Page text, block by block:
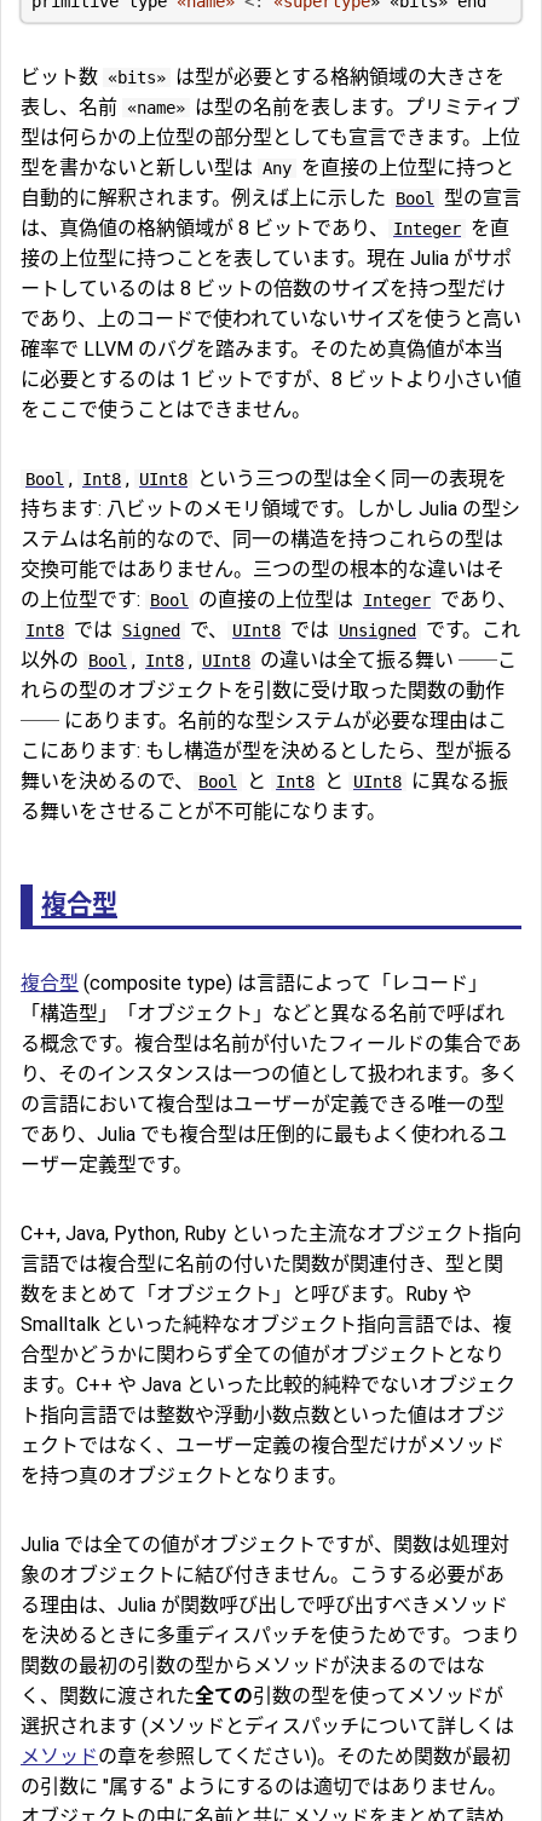
ビット数 «bits» は型が必要とする格納領域の大きさを
表し、名前 «name» は型の名前を表します。プリミティブ
型は何らかの上位型の部分型としても宣言できます。上位
型を書かないと新しい型は Any を直接の上位型に持つと
自動的に解釈されます。例えば上に示した
Bool
型の宣言
は、真偽値の格納領域が 8 ビットであり、
Integer を直
接の上位型に持つことを表しています。現在 Julia がサポ
ートしているのは 8 ビットの倍数のサイズを持つ型だけ
であり、上のコードで使われていないサイズを使うと高い
確率で LLVM のバグを踏みます。そのため真偽値が本当
に必要とするのは 1 ビットですが、8 ビットより小さい値
をここで使うことはできません。
Bool , Int8 , UInt8
という三つの型は全く同一の表現を
持ちます: 八ビットのメモリ領域です。しかし Julia の型シ
ステムは名前的なので、同一の構造を持つこれらの型は
交換可能ではありません。三つの型の根本的な違いはそ
の上位型です:
Bool の直接の上位型は Integer であり、
Int8 では Signed で、 UInt8 では Unsigned です。これ
以外の
Bool , Int8 , UInt8 の違いは全て振る舞い ──こ
れらの型のオブジェクトを引数に受け取った関数の動作
── にあります。名前的な型システムが必要な理由はこ
こにあります: もし構造が型を決めるとしたら、型が振る
舞いを決めるので、
Bool と Int8 と UInt8
に異なる振
る舞いをさせることが不可能になります。
複合型
複合型 (composite type) は言語によって「レコード」
「構造型」「オブジェクト」などと異なる名前で呼ばれ
る概念です。複合型は名前が付いたフィールドの集合であ
り、そのインスタンスは一つの値として扱われます。多く
の言語において複合型はユーザーが定義できる唯一の型
であり、Julia でも複合型は圧倒的に最もよく使われるユ
ーザー定義型です。
C++, Java, Python, Ruby といった主流なオブジェクト指向
言語では複合型に名前の付いた関数が関連付き、型と関
数をまとめて「オブジェクト」と呼びます。Ruby や
Smalltalk といった純粋なオブジェクト指向言語では、複
合型かどうかに関わらず全ての値がオブジェクトとなり
ます。C++ や Java といった比較的純粋でないオブジェク
ト指向言語では整数や浮動小数点数といった値はオブジ
ェクトではなく、ユーザー定義の複合型だけがメソッド
を持つ真のオブジェクトとなります。
Julia では全ての値がオブジェクトですが、関数は処理対
象のオブジェクトに結び付きません。こうする必要があ
る理由は、Julia が関数呼び出しで呼び出すべきメソッド
を決めるときに多重ディスパッチを使うためです。つまり
関数の最初の引数の型からメソッドが決まるのではな
く、関数に渡された全ての引数の型を使ってメソッドが
選択されます (メソッドとディスパッチについて詳しくは
メソッドの章を参照してください)。そのため関数が最初
の引数に "属する" ようにするのは適切ではありません。
オブジェクトの中に名前と共にメソッドをまとめて詰め